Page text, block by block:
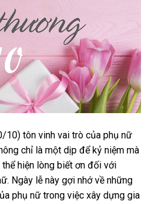
10) tôn vinh vai trò của phụ nữ
chỉ là một dịp để kỷ niệm mà
hiện lòng biết ơn đối với
Ngày lễ này gợi nhớ về những
phụ nữ trong việc xây dựng gia